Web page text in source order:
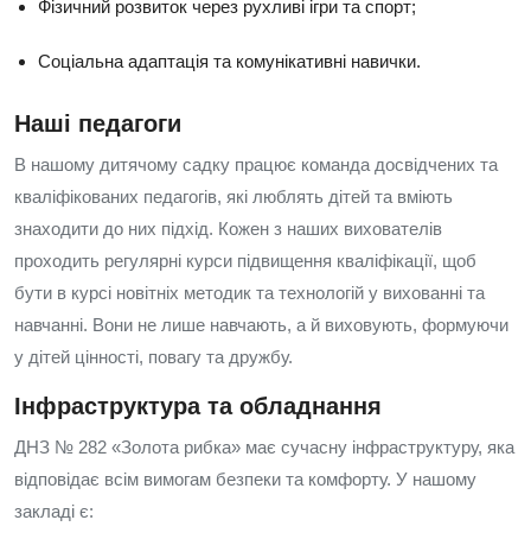
Фізичний розвиток через рухливі ігри та спорт;
Соціальна адаптація та комунікативні навички.
Наші педагоги
В нашому дитячому садку працює команда досвідчених та
кваліфікованих педагогів, які люблять дітей та вміють
знаходити до них підхід. Кожен з наших вихователів
проходить регулярні курси підвищення кваліфікації, щоб
бути в курсі новітніх методик та технологій у вихованні та
навчанні. Вони не лише навчають, а й виховують, формуючи
у дітей цінності, повагу та дружбу.
Інфраструктура та обладнання
ДНЗ № 282 «Золота рибка» має сучасну інфраструктуру, яка
відповідає всім вимогам безпеки та комфорту. У нашому
закладі є: